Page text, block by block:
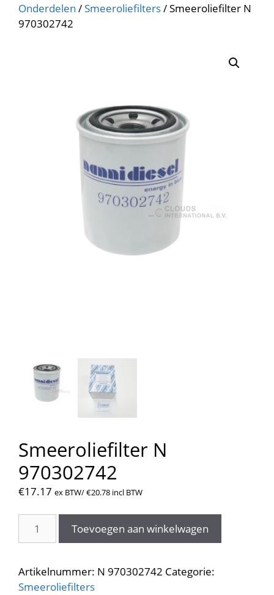
Onderdelen /Smeeroliefilters/ Smeeroliefilter N
970302742
Smeeroliefilter N
970302742
€17.17 ex BTW/€20.78 incl BTW
aantal
Toevoegen aan winkelwagen
Artikelnummer: N 970302742 Categorie:
Smeeroliefilters